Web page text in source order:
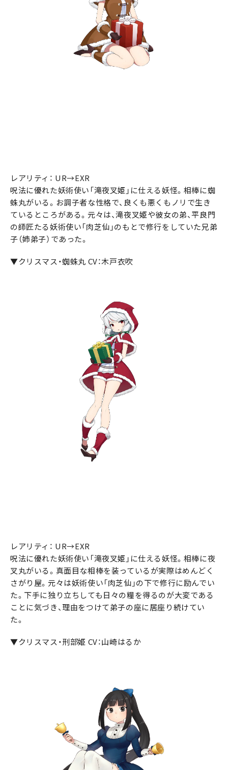
レアリティ： UR→EXR
呪法に優れた妖術使い「滝夜叉姫」に仕える妖怪。相棒に蜘
蛛丸がいる。お調子者な性格で、良くも悪くもノリで生き
ているところがある。元々は、滝夜叉姫や彼女の弟、平良門
の師匠たる妖術使い「肉芝仙」のもとで修行をしていた兄弟
子（姉弟子）であった。
▼クリスマス・蜘蛛丸 CV：木戸衣吹
レアリティ： UR→EXR
呪法に優れた妖術使い「滝夜叉姫」に仕える妖怪。相棒に夜
叉丸がいる。真面目な相棒を装っているが実際はめんどく
さがり屋。元々は妖術使い「肉芝仙」の下で修行に励んでい
た。下手に独り立ちしても日々の糧を得るのが大変である
ことに気づき、理由をつけて弟子の座に居座り続けてい
た。
▼クリスマス・刑部姫 CV：山崎はるか